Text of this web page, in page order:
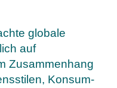
globale
auf
Zusammenhang
Konsum-